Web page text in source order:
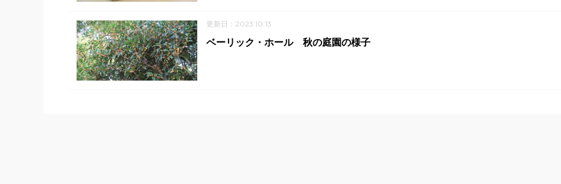
更新日：2023.10.13
ベーリック・ホール 秋の庭園の様子